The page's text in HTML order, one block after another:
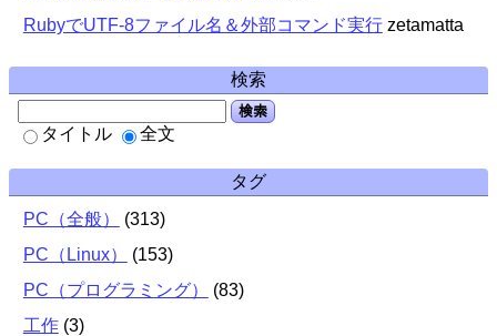
RubyでUTF-8ファイル名＆外部コマンド実行 zetamatta
検索
検索
タイトル 全文
タグ
PC（全般）
(313)
PC（Linux）
(153)
PC（プログラミング）
(83)
工作 (3)